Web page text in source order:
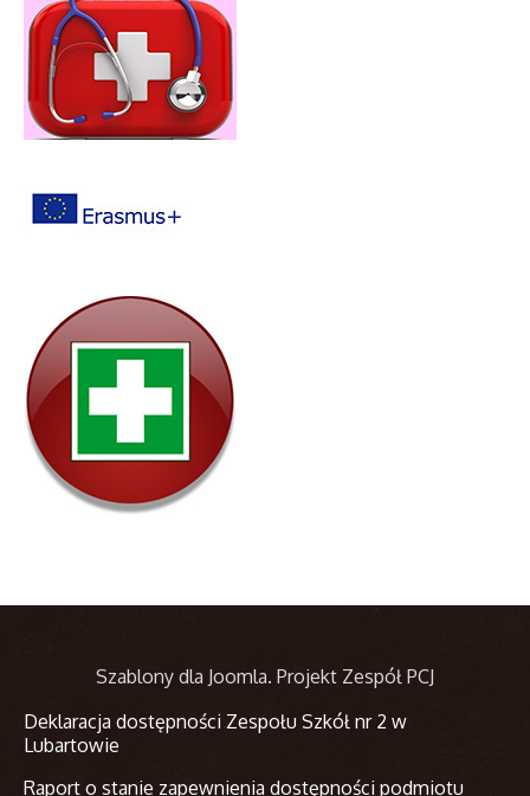
Szablony dla Joomla. Projekt Zespół PCJ
Deklaracja dostępności Zespołu Szkół nr 2 w
Lubartowie
Raport o stanie zapewnienia dostępności podmiotu